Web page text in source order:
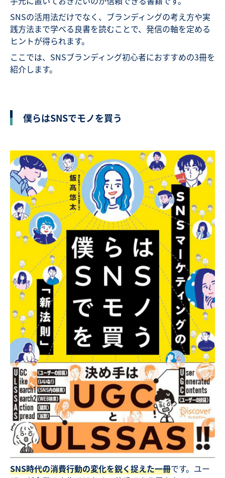
SNSの活用法だけでなく、ブランディングの考え方や実
践方法まで学べる良書を読むことで、発信の軸を定める
ヒントが得られます。
ここでは、SNSブランディング初心者におすすめの3冊を
紹介します。
僕らはSNSでモノを買う
SNS時代の消費行動の変化を鋭く捉えた一冊です。ユー